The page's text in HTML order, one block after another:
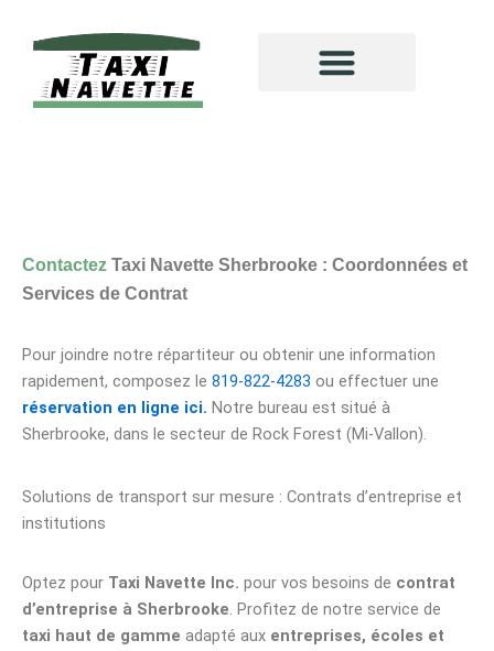
Contactez Taxi Navette Sherbrooke : Coordonnées et
Services de Contrat
Pour joindre notre répartiteur ou obtenir une information
rapidement, composez le 819-822-4283 ou effectuer une
réservation en ligne ici. Notre bureau est situé à
Sherbrooke, dans le secteur de Rock Forest (Mi-Vallon).
Solutions de transport sur mesure : Contrats d’entreprise et
institutions
Optez pour Taxi Navette Inc. pour vos besoins de contrat
d’entreprise à Sherbrooke. Profitez de notre service de
taxi haut de gamme adapté aux entreprises, écoles et